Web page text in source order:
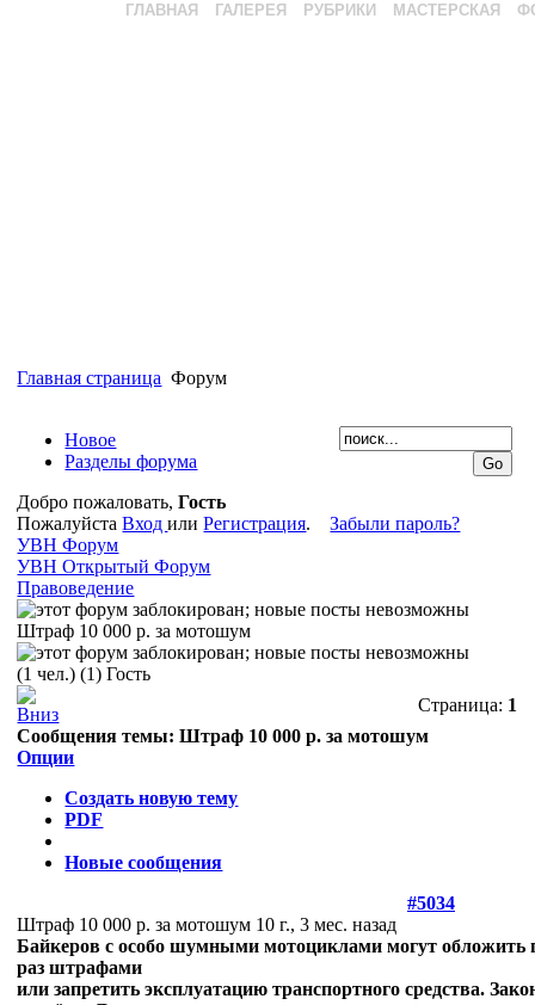
ГЛАВНАЯ ГАЛЕРЕЯ РУБРИКИ МАСТЕРСКАЯ
Главная страница Форум
Новое
Разделы форума
Добро пожаловать,Гость
ПожалуйстаВходилиРегистрация.Забыли пароль?
УВН Форум
УВН Открытый Форум
Правоведение
Штраф 10 000 р. за мотошум
(1 чел.) (1) Гость
Страница: 1
Сообщения темы: Штраф 10 000 р. за мотошум
Опции
Создать новую тему
PDF
Новые сообщения
#5034
Штраф 10 000 р. за мотошум 10 г., 3 мес. назад
Байкеров с особо шумными мотоциклами могут
раз штрафами
или запретить эксплуатацию транспортного средства.